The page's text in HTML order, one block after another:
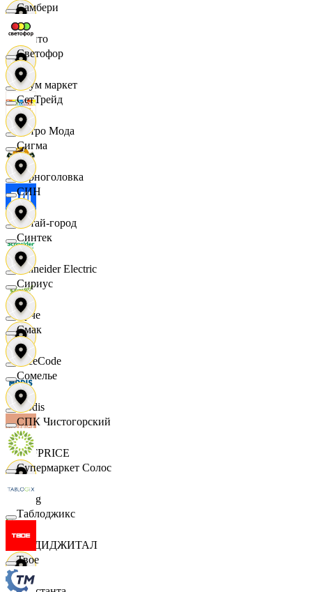
Фрито
Хоум маркет
Цетро Мода
Черноголовка
Читай-город
Schneider Electric
Ярче
FaceCode
Modis
OFFPRICE
string
X5 ДИДЖИТАЛ
Самбери
Светофор
СетТрейд
Сигма
СИН
Синтек
Сириус
Смак
Сомелье
СПК Чистогорский
Супермаркет Солос
Таблоджикс
Твое